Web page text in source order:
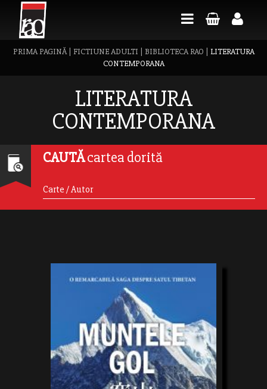
PRIMA PAGINĂ| FICTIUNE ADULTI BIBLIOTECA RAO
LITERATURA
CONTEMPORANA
LITERATURA
CONTEMPORANA
CAUTĂcartea dorită